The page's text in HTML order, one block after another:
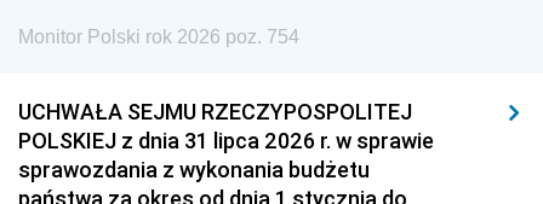
Monitor Polski rok 2026 poz. 754
UCHWAŁA SEJMU RZECZYPOSPOLITEJ
POLSKIEJ z dnia 31 lipca 2026 r. w sprawie
sprawozdania z wykonania budżetu